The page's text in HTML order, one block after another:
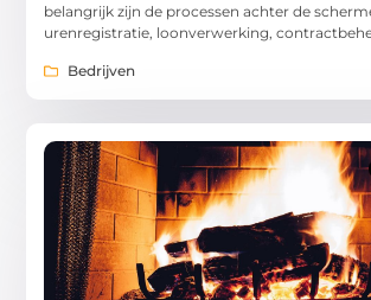
belangrijk zijn de processen achter de
urenregistratie, loonverwerking,
Bedrijven